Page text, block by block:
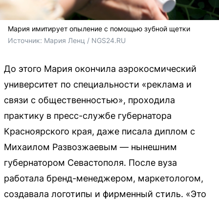
Мария имитирует опыление с помощью зубной щетки
Источник: Мария Ленц / NGS24.RU
До этого Мария окончила аэрокосмический
университет по специальности «реклама и
связи с общественностью», проходила
практику в пресс-службе губернатора
Красноярского края, даже писала диплом с
Михаилом Развозжаевым — нынешним
губернатором Севастополя. После вуза
работала бренд-менеджером, маркетологом,
создавала логотипы и фирменный стиль. «Это